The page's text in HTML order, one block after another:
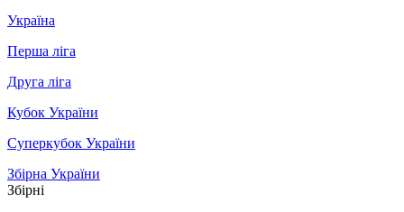
Україна
Перша ліга
Друга ліга
Кубок України
Суперкубок України
Збірна України
Збірні